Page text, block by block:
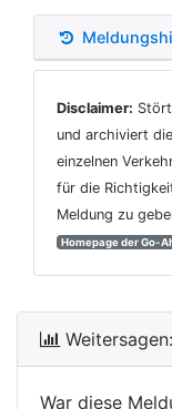
Disclaimer:
und archiviert
einzelnen
für die
Meldung zu
Homepage der Go-
Weitersagen:
War diese